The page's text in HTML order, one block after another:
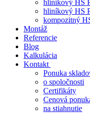
hliníkový HS
hliníkový HS
kompozitný
Montáž
Referencie
Blog
Kalkulácia
Kontakt
Ponuka
o spoločnosti
Certifikáty
Cenová
na stiahnutie